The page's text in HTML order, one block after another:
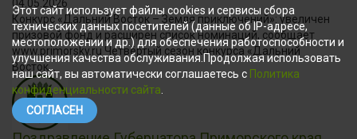
04.05.2026
Конкурс «Дальний Восток – Земля приключений»: увеличен
призовой фонд и расширен список номинаций, сообщает
www.primorsky.ru Четвёртый сезон конкурса «Дальний
Восток...
Этот сайт использует файлы cookies и сервисы сбора
технических данных посетителей (данные об IP-адресе,
местоположении и др.) для обеспечения работоспособности и
улучшения качества обслуживания.Продолжая использовать
наш сайт, вы автоматически соглашаетесь с Политика
конфиденциальности сайта
СОГЛАСЕН